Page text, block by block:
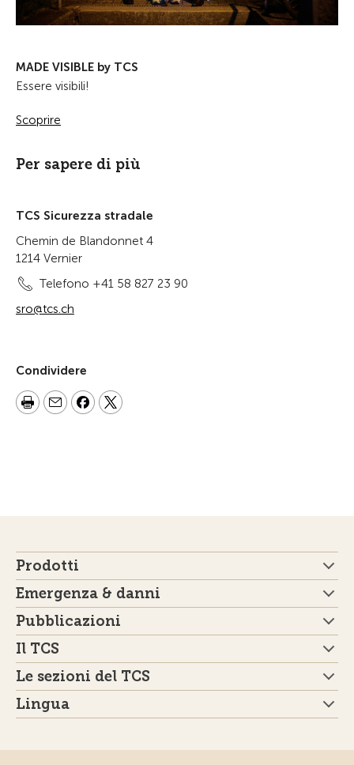
MADE VISIBLE by TCS
Essere visibili!
Scoprire
Per sapere di più
TCS Sicurezza stradale
Chemin de Blandonnet 4
1214 Vernier
Telefono +41 58 827 23 90
sro@tcs.ch
Condividere
Prodotti
Emergenza & danni
Pubblicazioni
Il TCS
Le sezioni del TCS
Lingua